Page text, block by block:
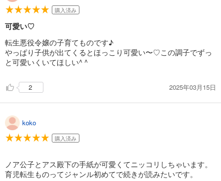
購入済み
可愛い♡
転生悪役令嬢の子育てものです♪
やっぱり子供が出てくるとほっこり可愛い〜♡この調子でずっ
と可愛いくいてほしい^ ^
2 2025年03月15日
koko
購入済み
ノア公子とアス殿下の手紙が可愛くてニッコリしちゃいます。
育児転生ものってジャンル初めてで続きが読みたいです。